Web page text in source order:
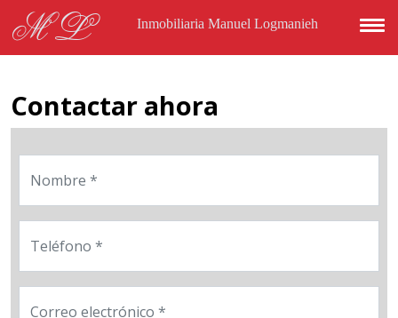
ML Inmobiliaria Manuel Logmanieh
Contactar ahora